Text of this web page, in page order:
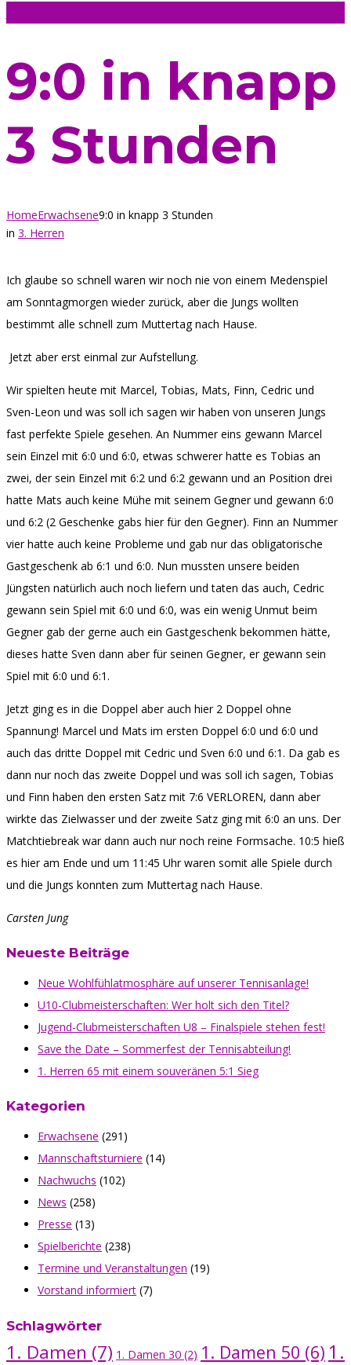
9:0 in knapp
3 Stunden
HomeErwachsene9:0 in knapp 3 Stunden
in 3. Herren
Ich glaube so schnell waren wir noch nie von einem Medenspiel
am Sonntagmorgen wieder zurück, aber die Jungs wollten
bestimmt alle schnell zum Muttertag nach Hause.
Jetzt aber erst einmal zur Aufstellung.
Wir spielten heute mit Marcel, Tobias, Mats, Finn, Cedric und
Sven-Leon und was soll ich sagen wir haben von unseren Jungs
fast perfekte Spiele gesehen. An Nummer eins gewann Marcel
sein Einzel mit 6:0 und 6:0, etwas schwerer hatte es Tobias an
zwei, der sein Einzel mit 6:2 und 6:2 gewann und an Position drei
hatte Mats auch keine Mühe mit seinem Gegner und gewann 6:0
und 6:2 (2 Geschenke gabs hier für den Gegner). Finn an Nummer
vier hatte auch keine Probleme und gab nur das obligatorische
Gastgeschenk ab 6:1 und 6:0. Nun mussten unsere beiden
Jüngsten natürlich auch noch liefern und taten das auch, Cedric
gewann sein Spiel mit 6:0 und 6:0, was ein wenig Unmut beim
Gegner gab der gerne auch ein Gastgeschenk bekommen hätte,
dieses hatte Sven dann aber für seinen Gegner, er gewann sein
Spiel mit 6:0 und 6:1.
Jetzt ging es in die Doppel aber auch hier 2 Doppel ohne
Spannung! Marcel und Mats im ersten Doppel 6:0 und 6:0 und
auch das dritte Doppel mit Cedric und Sven 6:0 und 6:1. Da gab es
dann nur noch das zweite Doppel und was soll ich sagen, Tobias
und Finn haben den ersten Satz mit 7:6 VERLOREN, dann aber
wirkte das Zielwasser und der zweite Satz ging mit 6:0 an uns. Der
Matchtiebreak war dann auch nur noch reine Formsache. 10:5 hieß
es hier am Ende und um 11:45 Uhr waren somit alle Spiele durch
und die Jungs konnten zum Muttertag nach Hause.
Carsten Jung
Neueste Beiträge
Neue Wohlfühlatmosphäre auf unserer Tennisanlage!
U10-Clubmeisterschaften: Wer holt sich den Titel?
Jugend-Clubmeisterschaften U8 – Finalspiele stehen fest!
Save the Date – Sommerfest der Tennisabteilung!
1. Herren 65 mit einem souveränen 5:1 Sieg
Kategorien
Erwachsene (291)
Mannschaftsturniere (14)
Nachwuchs (102)
News (258)
Presse (13)
Spielberichte (238)
Termine und Veranstaltungen (19)
Vorstand informiert (7)
Schlagwörter
1. Damen (7) 1. Damen 30 (2) 1. Damen 50 (6) 1.